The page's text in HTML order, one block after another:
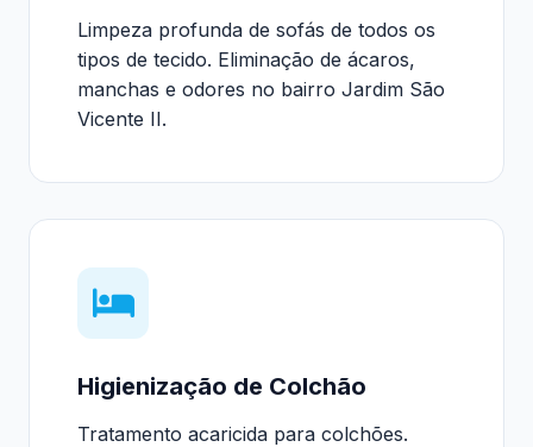
Limpeza profunda de sofás de todos os
tipos de tecido. Eliminação de ácaros,
manchas e odores no bairro Jardim São
Vicente II.
Higienização de Colchão
Tratamento acaricida para colchões.